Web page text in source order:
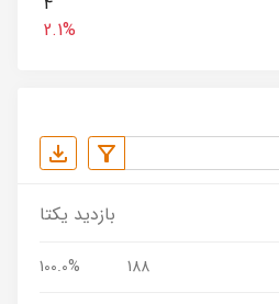
2.1%
بازدید یکتا
188
100.0%